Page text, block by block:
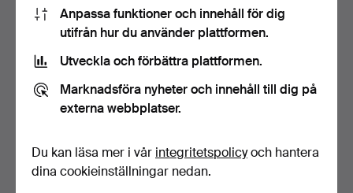
Betalningsalternativ
Sociala medier
Auctionet
Press
Lediga jobb
Anpassa funktioner och innehåll för dig
utifrån hur du använder plattformen.
Utveckla och förbättra plattformen.
Marknadsföra nyheter och innehåll till dig på
externa webbplatser.
Du kan läsa mer i vår integritetspolicyoch hantera
dina cookieinställningar nedan.